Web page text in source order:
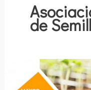
de
CONVENCIÓN
AMSAC
2021